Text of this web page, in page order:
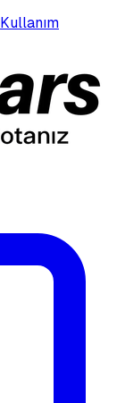
Kullanım